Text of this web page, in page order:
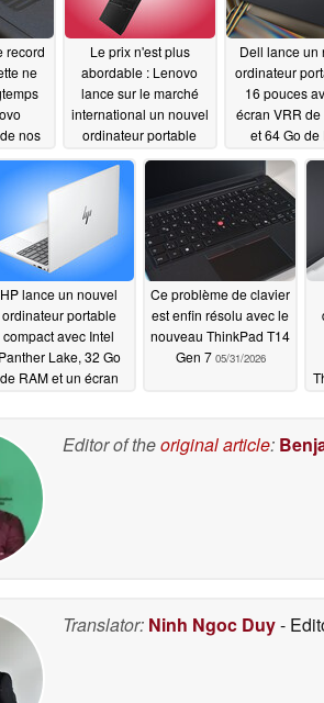
record
ne
nos
Le prix n'est plus
abordable : Lenovo
lance sur le marché
international un nouvel
ordinateur portable
d'une mémoire vive
pouvant atteindre 64
Go et de processeurs
AMD
06/04/2026
Dell lance un
ordinateur
16 pouces
écran VRR de
et 64 Go de
06/04/
HP lance un nouvel
ordinateur portable
compact avec Intel
Panther Lake, 32 Go
de RAM et un écran
Ce problème de clavier
est enfin résolu avec le
nouveau ThinkPad T14
Gen 7 05/31/2026
Editor of theoriginal article:
Translator: Ninh Ngoc Duy-